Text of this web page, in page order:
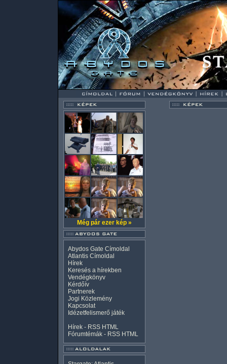
Még pár ezer kép »
Abydos Gate Címoldal
Atlantis Címoldal
Hírek
Keresés a hírekben
Vendégkönyv
Kérdőív
Partnerek
Jogi Közlemény
Kapcsolat
Idézetfelismerő játék
Hírek - RSS HTML
Fórumtémák - RSS HTML